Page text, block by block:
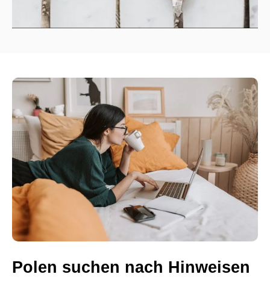
Polen suchen nach Hinweisen